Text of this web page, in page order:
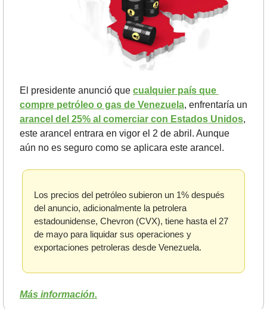
El presidente anunció que cualquier país que
compre petróleo o gas de Venezuela
arancel del 25% al comerciar con Estados Unidos,
este arancel entrara en vigor el 2 de abril. Aunque
aún no es seguro como se aplicara este arancel.
Los precios del petróleo subieron un 1% después
del anuncio, adicionalmente la petrolera
estadounidense, Chevron (CVX), tiene hasta el 27
de mayo para liquidar sus operaciones y
exportaciones petroleras desde Venezuela.
Más información.